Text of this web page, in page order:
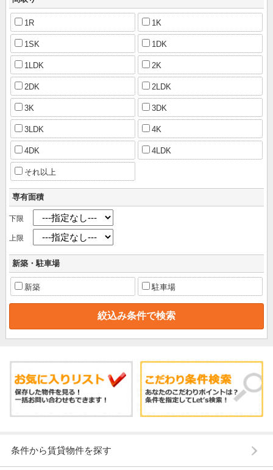
1R 1K
1SK 1DK
1LDK 2K
2DK 2LDK
3K 3DK
3LDK 4K
4DK 4LDK
それ以上
専有面積
下限
上限
新築・駐車場
新築 駐車場
条件から賃貸物件を探す